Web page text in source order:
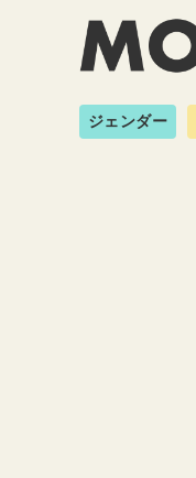
ジェンダー